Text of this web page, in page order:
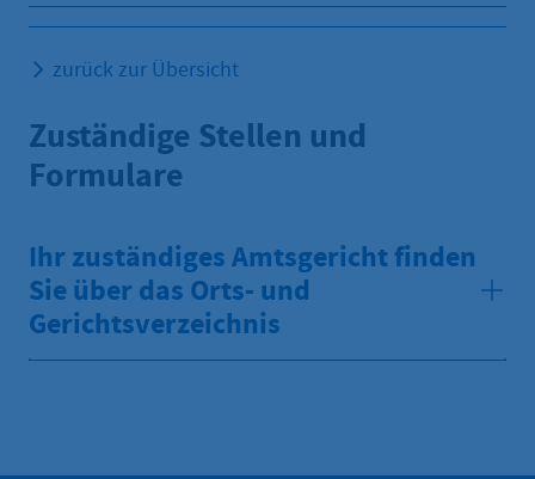
zurück zur Übersicht
Zuständige Stellen und
Formulare
Ihr zuständiges Amtsgericht finden
Sie über das Orts- und
Gerichtsverzeichnis